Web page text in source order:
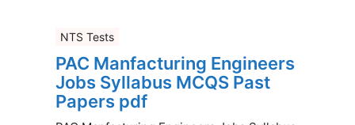
NTS Tests
PAC Manfacturing Engineers
Jobs Syllabus MCQS Past
Papers pdf